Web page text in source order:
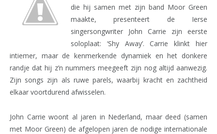
die hij samen met zijn band Moor Green
maakte, presenteert de Ierse
singersongwriter John Carrie zijn eerste
soloplaat: ‘Shy Away’. Carrie klinkt hier
intiemer, maar de kenmerkende dynamiek en het donkere
randje dat hij z’n nummers meegeeft zijn nog altijd aanwezig.
Zijn songs zijn als ruwe parels, waarbij kracht en zachtheid
elkaar voortdurend afwisselen.
John Carrie woont al jaren in Nederland, maar deed (samen
met Moor Green) de afgelopen jaren de nodige internationale